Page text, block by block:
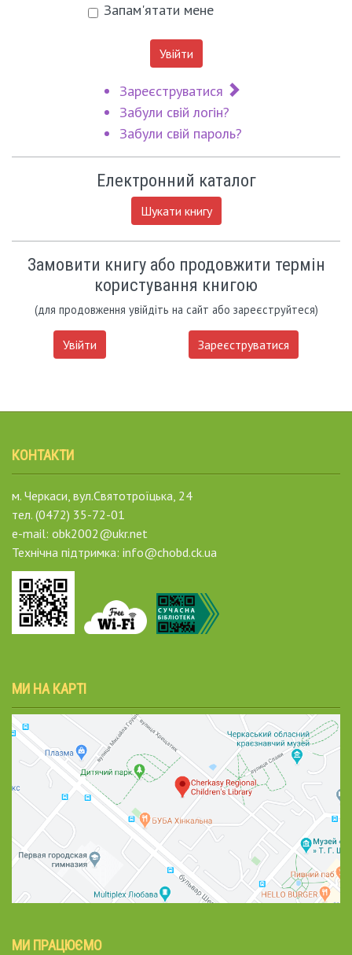
Запам'ятати мене
Увійти
Зареєструватися
Забули свій логін?
Забули свій пароль?
Електронний каталог
Шукати книгу
Замовити книгу або продовжити термін
користування книгою
(для продовження увійдіть на сайт або зареєструйтеся)
Увійти Зареєструватися
КОНТАКТИ
м. Черкаси, вул.Святотроїцька, 24
тел. (0472) 35-72-01
e-mail: obk2002@ukr.net
Технічна підтримка: info@chobd.ck.ua
МИ НА КАРТІ
МИ ПРАЦЮЄМО